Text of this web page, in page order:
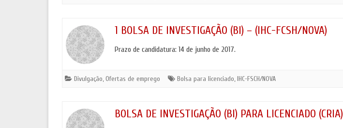
1 BOLSA DE INVESTIGAÇÃO (BI) – (IHC-FCSH/NOVA)
Prazo de candidatura: 14 de junho de 2017.
Divulgação,Ofertas de emprego Bolsa para licenciado,IHC-FSCH/NOVA
BOLSA DE INVESTIGAÇÃO (BI) PARA LICENCIADO (CRIA)